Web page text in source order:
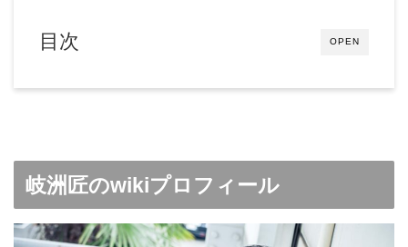
OPEN
目次
岐洲匠のwikiプロフィール